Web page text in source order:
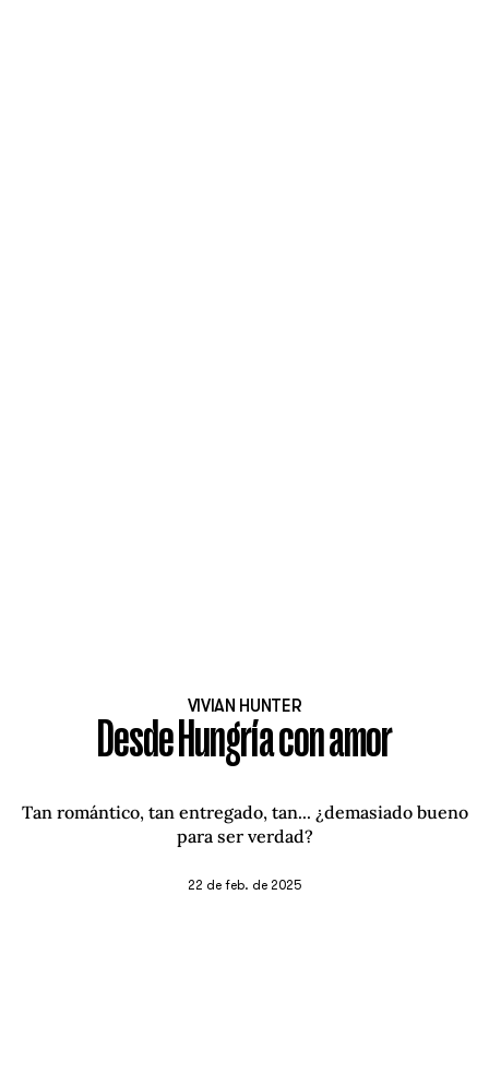
VIVIAN HUNTER
Desde Hungría con amor
Tan romántico, tan entregado, tan... ¿demasiado bueno
para ser verdad?
22 de feb. de 2025